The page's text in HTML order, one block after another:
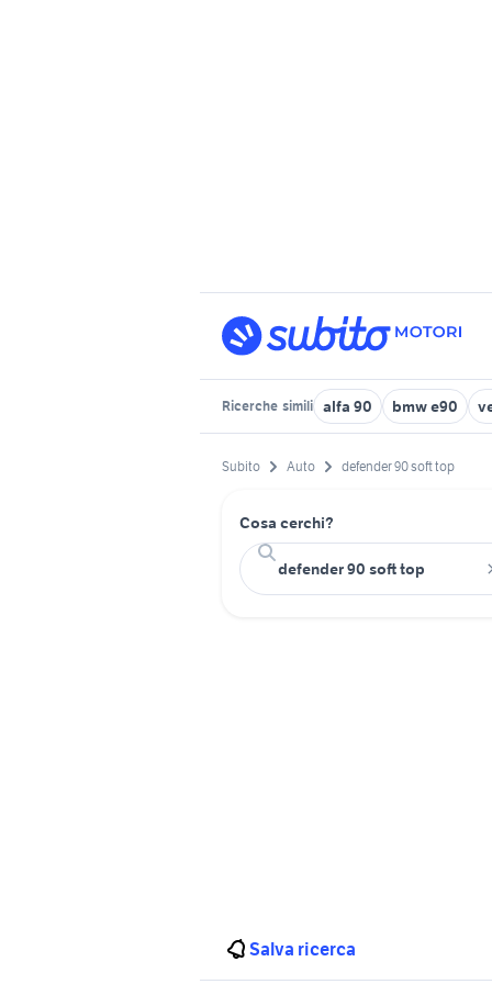
Ricerche simili alfa 90 bmw e90
Subito Auto defender 90 soft top
Cosa cerchi?
Salva ricerca